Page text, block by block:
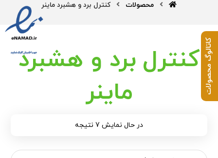
محصولات کنترل برد و هشبرد ماینر
کنترل برد و هشبرد
ماینر
در حال نمایش 7 نتیجه
کاتالوگ محصولات